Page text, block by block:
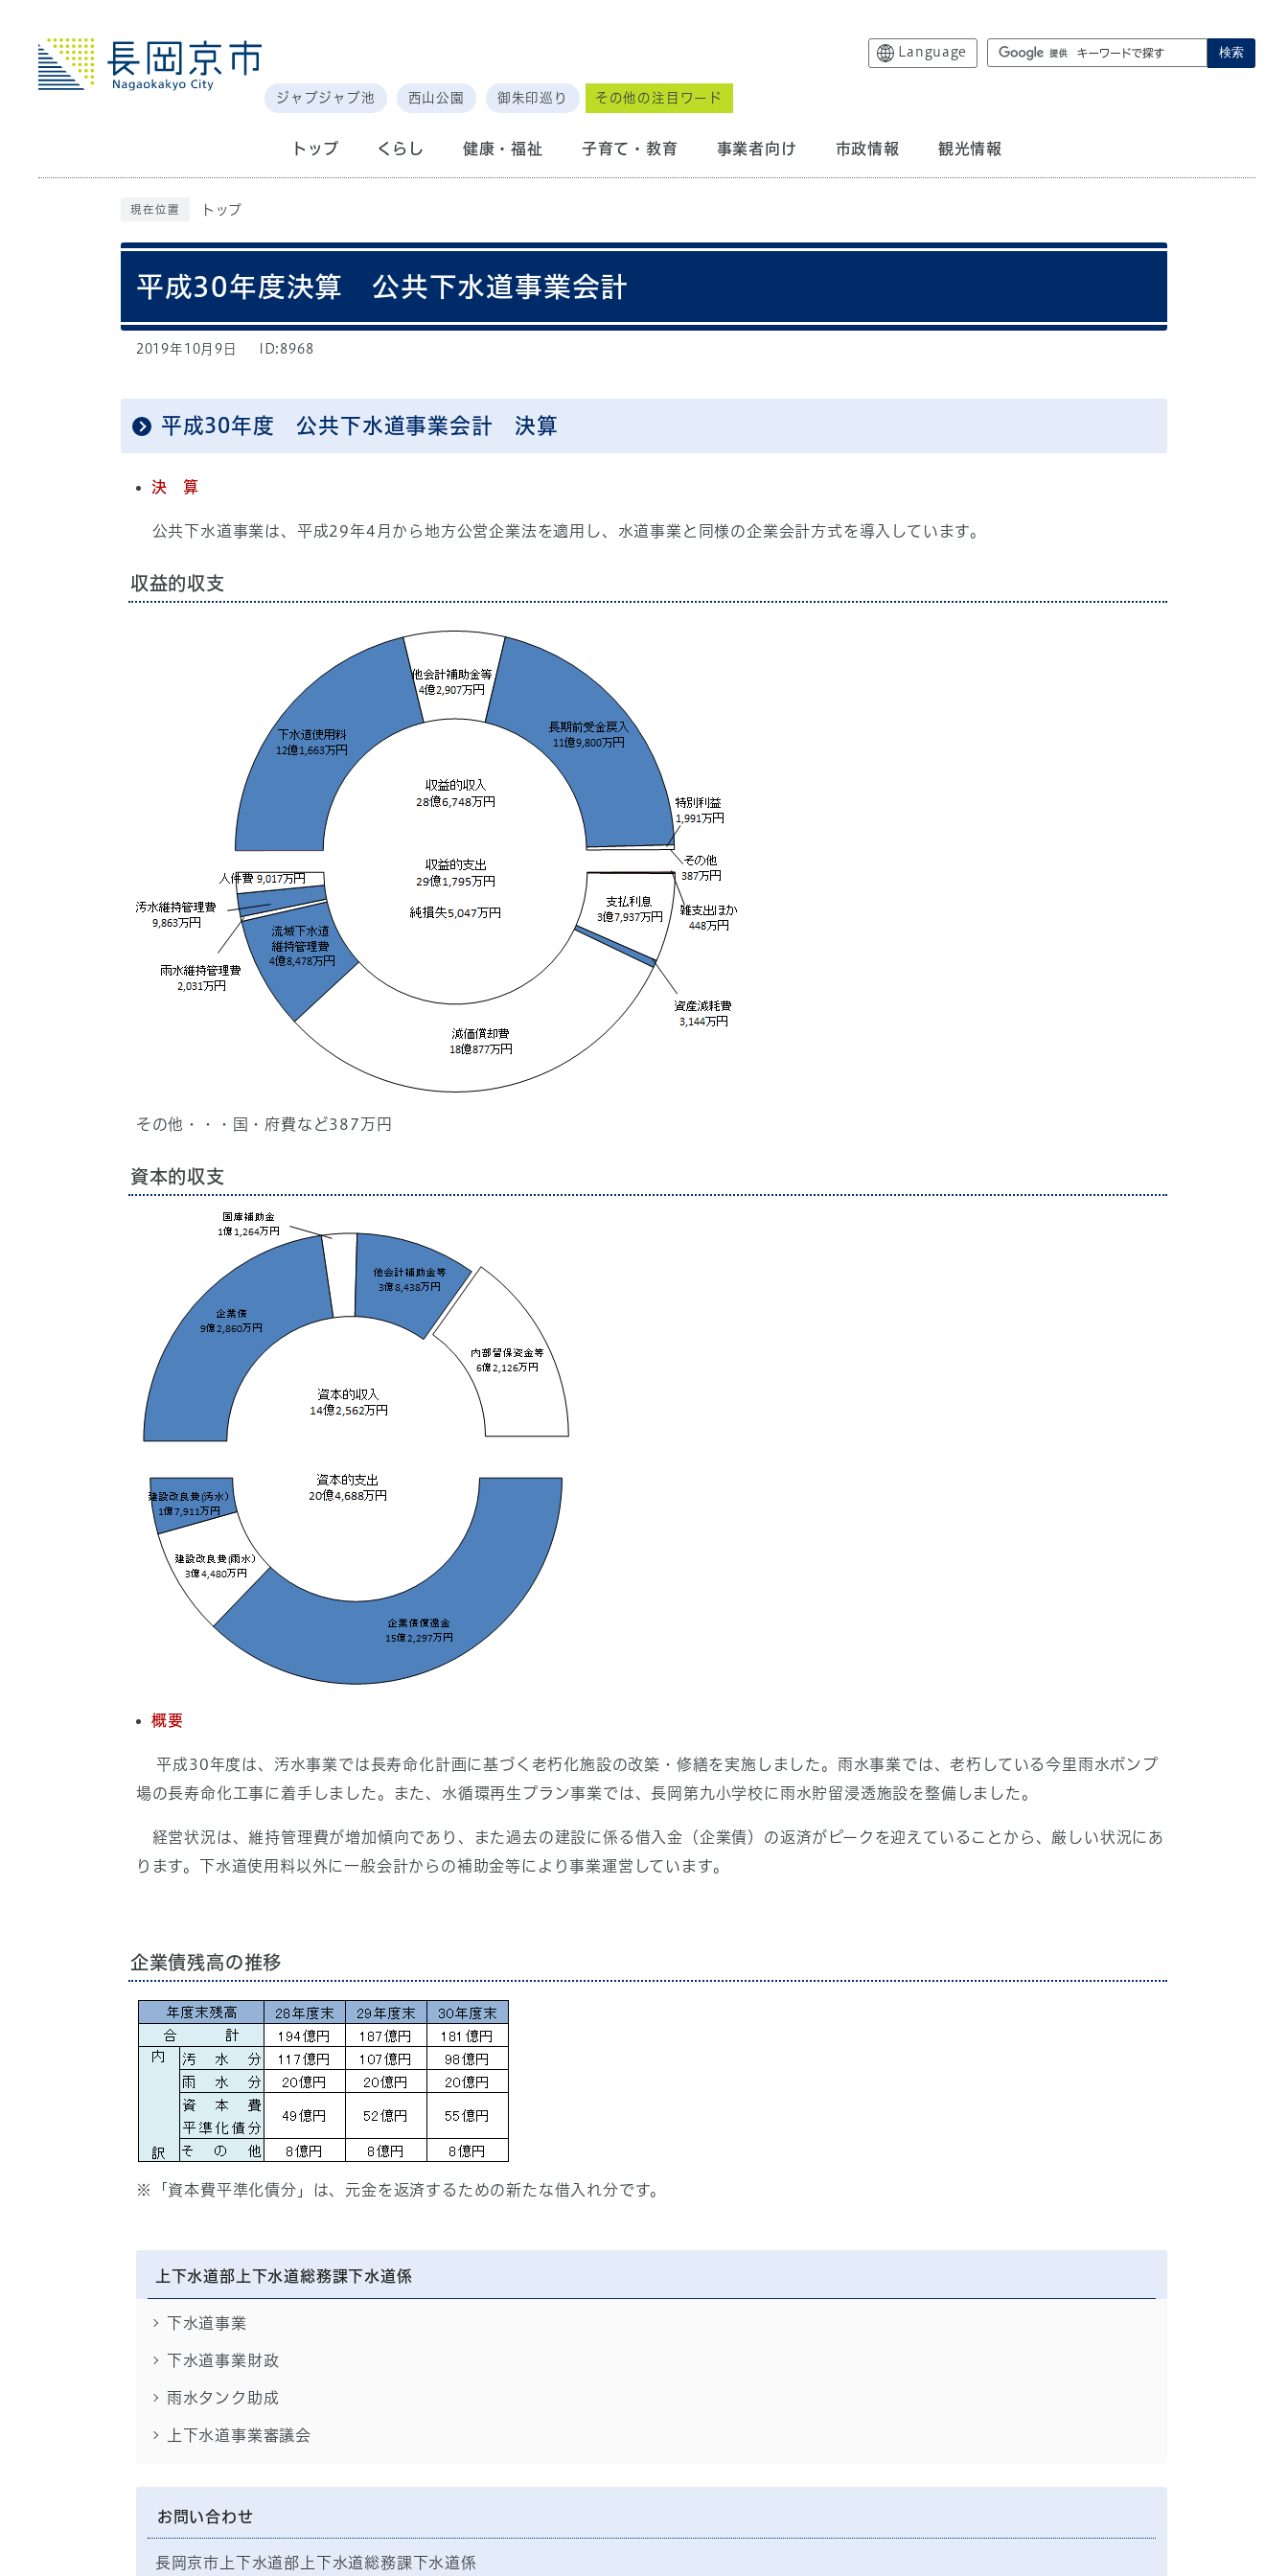
Language 検索
ジャブジャブ池 西山公園 御朱印巡り その他の注目ワード
トップ くらし 健康・福祉 子育て・教育 事業者向け 市政情報 観光情報
現在位置 トップ
平成30年度決算 公共下水道事業会計
2019年10月9日 ID:8968
平成30年度 公共下水道事業会計 決算
決 算
公共下水道事業は、平成29年4月から地方公営企業法を適用し、水道事業と同様の企業会計方式を導入しています。
収益的収支
その他・・・国・府費など387万円
資本的収支
概要
平成30年度は、汚水事業では長寿命化計画に基づく老朽化施設の改築・修繕を実施しました。雨水事業では、老朽している今里雨水ポンプ
場の長寿命化工事に着手しました。また、水循環再生プラン事業では、長岡第九小学校に雨水貯留浸透施設を整備しました。
経営状況は、維持管理費が増加傾向であり、また過去の建設に係る借入金（企業債）の返済がピークを迎えていることから、厳しい状況にあ
ります。下水道使用料以外に一般会計からの補助金等により事業運営しています。
企業債残高の推移
※「資本費平準化債分」は、元金を返済するための新たな借入れ分です。
上下水道部上下水道総務課下水道係
下水道事業
下水道事業財政
雨水タンク助成
上下水道事業審議会
お問い合わせ
長岡京市上下水道部上下水道総務課下水道係